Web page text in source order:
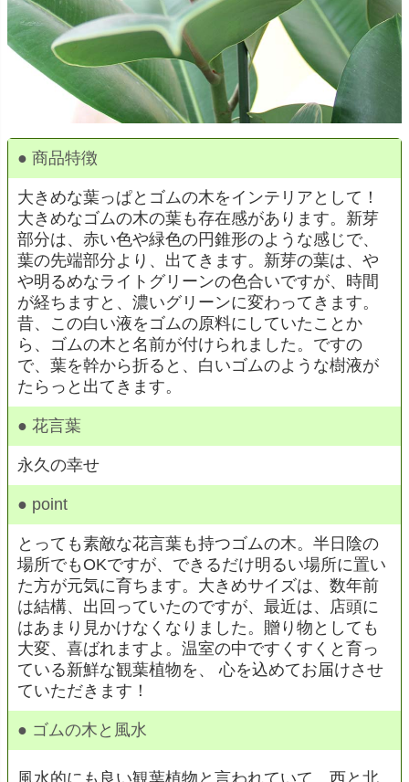
● 商品特徴
大きめな葉っぱとゴムの木をインテリアとして！
大きめなゴムの木の葉も存在感があります。新芽
部分は、赤い色や緑色の円錐形のような感じで、
葉の先端部分より、出てきます。新芽の葉は、や
や明るめなライトグリーンの色合いですが、時間
が経ちますと、濃いグリーンに変わってきます。
昔、この白い液をゴムの原料にしていたことか
ら、ゴムの木と名前が付けられました。ですの
で、葉を幹から折ると、白いゴムのような樹液が
たらっと出てきます。
● 花言葉
永久の幸せ
● point
とっても素敵な花言葉も持つゴムの木。半日陰の
場所でもOKですが、できるだけ明るい場所に置い
た方が元気に育ちます。大きめサイズは、数年前
は結構、出回っていたのですが、最近は、店頭に
はあまり見かけなくなりました。贈り物としても
大変、喜ばれますよ。温室の中ですくすくと育っ
ている新鮮な観葉植物を、 心を込めてお届けさせ
ていただきます！
● ゴムの木と風水
風水的にも良い観葉植物と言われていて、西と北